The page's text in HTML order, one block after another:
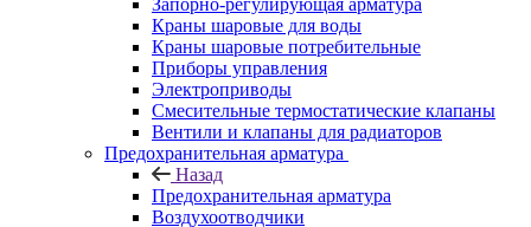
Запорно-регулирующая арматура
Краны шаровые для воды
Краны шаровые потребительные
Приборы управления
Электроприводы
Смесительные термостатические клапаны
Вентили и клапаны для радиаторов
Предохранительная арматура
Назад
Предохранительная арматура
Воздухоотводчики